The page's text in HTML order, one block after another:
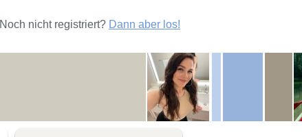
Noch nicht registriert? Dann aber los!